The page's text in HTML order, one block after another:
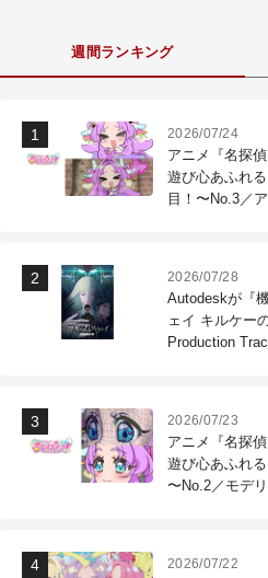
週間ランキング
2026/07/24
アニメ『名探
遊び心あふれ
目！〜No.3／
2026/07/28
Autodeskが『
ェイ キルケー
Production
2026/07/23
アニメ『名探
遊び心あふれ
〜No.2／モデ
2026/07/22